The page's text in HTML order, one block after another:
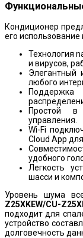
Кондиционер
его
Технология
и вирусов,
Элегантный
любого
Простой в
управления.
Wi-Fi
Cloud App
удобного
Легкость
шасси и
Уровень шума
Z25XKEW/CU-
подходит для
устройство
долговечность